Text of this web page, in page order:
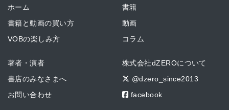
ホーム
書籍と動画の買い方
VOBの楽しみ方
書籍
動画
コラム
著者・演者
書店のみなさまへ
お問い合わせ
株式会社dZEROについて
@dzero_since2013
facebook